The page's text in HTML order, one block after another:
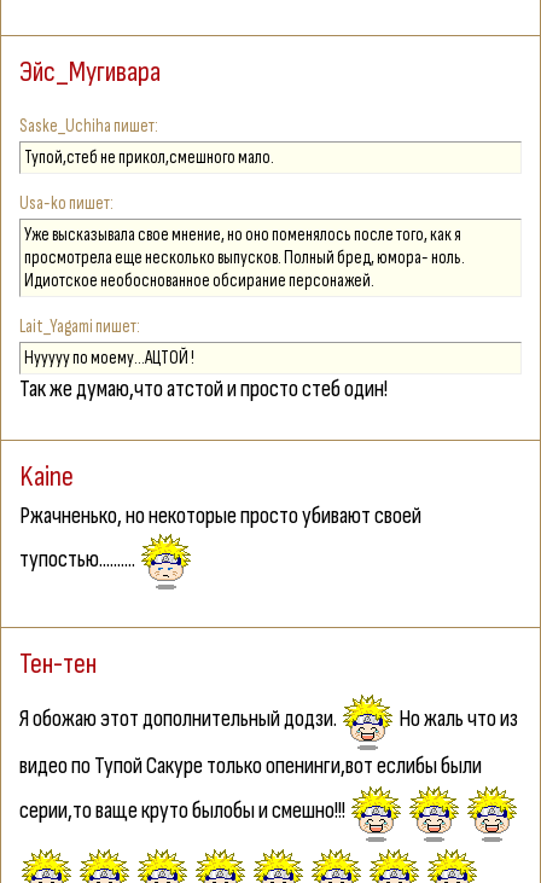
Эйс_Мугивара
Saske_Uchiha
Тупой,стеб не прикол,смешного мало.
Usa-ko
Уже высказывала свое мнение, но оно поменялось после того, как я
просмотрела еще несколько выпусков. Полный бред, юмора- ноль.
Идиотское необоснованное обсирание персонажей.
Lait_Yagami
Нууууу по моему...АЦТОЙ !
Так же думаю,что атстой и просто стеб один!
Kaine
Ржачненько, но некоторые просто убивают своей
тупостью..........
Тен-тен
Я обожаю этот дополнительный додзи.
Но жаль что из
видео по Тупой Сакуре только опенинги,вот еслибы были
серии,то ваще круто былобы и смешно!!!